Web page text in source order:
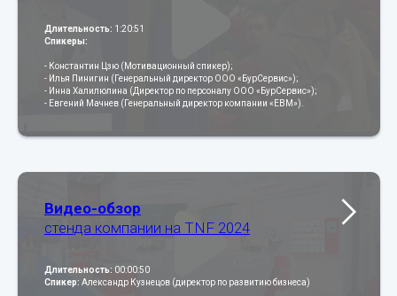
Длительность: 1:20:51
Спикеры:
- Константин Цзю (Мотивационный спикер);
- Илья Пинигин (Генеральный директор ООО «БурСервис»);
- Инна Халилюлина (Директор по персоналу ООО «БурСервис»);
- Евгений Мачнев (Генеральный директор компании «ЕВМ»).
Видео-обзор
стенда компании на TNF 2024
Длительность: 00:00:50
Спикер: Александр Кузнецов (директор по развитию бизнеса)